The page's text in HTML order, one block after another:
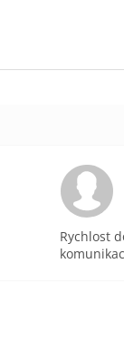
z 5 hvězdiček.
Rychlost